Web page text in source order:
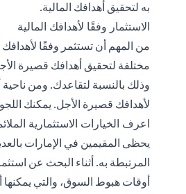
به لتحقيق أهدافك المالية.
الاستثمار وفقًا لأهدافك المالية
من المهم أن تستثمر وفقًا
مختلفة لتحقيق أهدافك قصيرة
وذلك بالنسبة لتقاعدك. ومن
لأهدافك قصيرة الأجل. يمكنك
اعرف الخيارات الاستثمارية
يحظى المقيمين في الإمارات
المرتبطة به. أثناء البحث عن
أوقات هبوط السوق، والتي يمكنها